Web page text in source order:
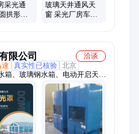
采光通
拱形排
玻璃天井通风天
窗 采光厂房车间
限公司
洽谈
速 真实性已核验 北京
箱、玻璃钢水箱、电动开启天
窗、泄爆天窗、泄压天窗、采光
采光罩、玻璃钢采光罩、PC
脂采光罩、建筑采光棚、通风管
、玻璃钢化粪池、玻璃钢风机、
地沟盖板